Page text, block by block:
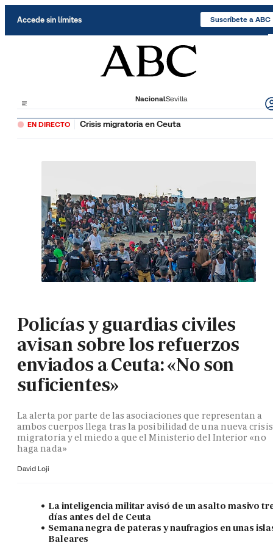
Accede sin límites Suscríbete a ABC
NacionalSevilla
EN DIRECTO Crisis migratoria en Ceuta
Policías y guardias civiles
avisan sobre los refuerzos
enviados a Ceuta: «No son
suficientes»
La alerta por parte de las asociaciones que representan a
ambos cuerpos llega tras la posibilidad de una nueva crisis
migratoria y el miedo a que el Ministerio del Interior «no
haga nada»
David Loji
La inteligencia militar avisó de un asalto masivo
días antes del de Ceuta
Semana negra de pateras y naufragios en unas
Baleares